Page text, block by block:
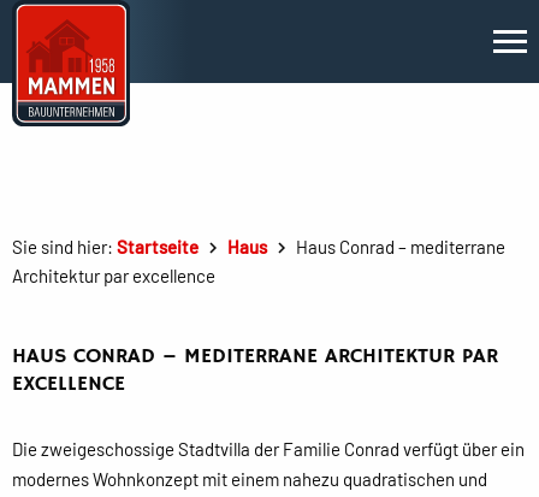
Sie sind hier: Startseite Haus
Haus Conrad – mediterrane
Architektur par excellence
HAUS CONRAD – MEDITERRANE ARCHITEKTUR PAR
EXCELLENCE
Die zweigeschossige Stadtvilla der Familie Conrad verfügt über ein
modernes Wohnkonzept mit einem nahezu quadratischen und